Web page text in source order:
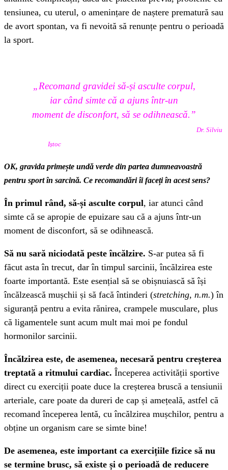
tensiunea, cu uterul, o amenințare de naștere prematură sau
de avort spontan, va fi nevoită să renunțe pentru o perioadă
la sport.
„Recomand gravidei să-și asculte corpul,
iar când simte că a ajuns într-un
moment de disconfort, să se odihnească.”
Dr. Silviu
Iștoc
OK, gravida primește undă verde din partea dumneavoastră
pentru sport în sarcină. Ce recomandări îi faceți în acest sens?
În primul rând, să-și asculte corpul, iar atunci când
simte că se apropie de epuizare sau că a ajuns într-un
moment de disconfort, să se odihnească.
Să nu sară niciodată peste încălzire. S-ar putea să fi
făcut asta în trecut, dar în timpul sarcinii, încălzirea este
foarte importantă. Este esențial să se obișnuiască să își
încălzească mușchii și să facă întinderi (stretching, n.m.) în
siguranță pentru a evita rănirea, crampele musculare, plus
că ligamentele sunt acum mult mai moi pe fondul
hormonilor sarcinii.
Încălzirea este, de asemenea, necesară pentru creșterea
treptată a ritmului cardiac. Începerea activității sportive
direct cu exerciții poate duce la creșterea bruscă a tensiunii
arteriale, care poate da dureri de cap și amețeală, astfel că
recomand începerea lentă, cu încălzirea mușchilor, pentru a
obține un organism care se simte bine!
De asemenea, este important ca exercițiile fizice să nu
se termine brusc, să existe și o perioadă de reducere